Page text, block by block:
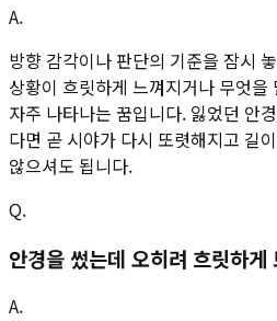
A.
방향 감각이나 판단의 기준을 잠시
상황이 흐릿하게 느껴지거나 무엇을
자주 나타나는 꿈입니다. 잃었던 안
다면 곧 시야가 다시 또렷해지고 길
않으셔도 됩니다.
Q.
안경을 썼는데 오히려 흐릿하게
A.